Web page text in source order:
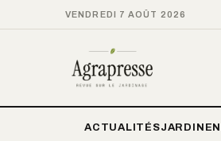
VENDREDI 7 AOÛT 2026
ACTUALITÉSJARDIN